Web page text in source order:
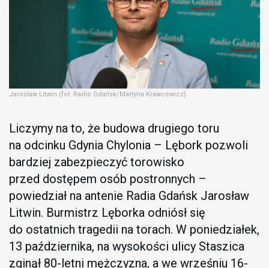
Jarosław Litwin (fot. Radio Gdańsk/Martyna Krawcewicz)
Liczymy na to, że budowa drugiego toru
na odcinku Gdynia Chylonia – Lębork pozwoli
bardziej zabezpieczyć torowisko
przed dostępem osób postronnych –
powiedział na antenie Radia Gdańsk Jarosław
Litwin. Burmistrz Lęborka odniósł się
do ostatnich tragedii na torach. W poniedziałek,
13 października, na wysokości ulicy Staszica
zginął 80-letni mężczyzna, a we wrześniu 16-